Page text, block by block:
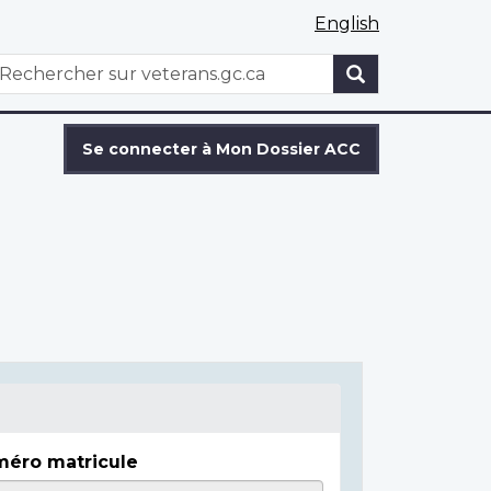
English
WxT
Se connecter à Mon Dossier ACC
matricule